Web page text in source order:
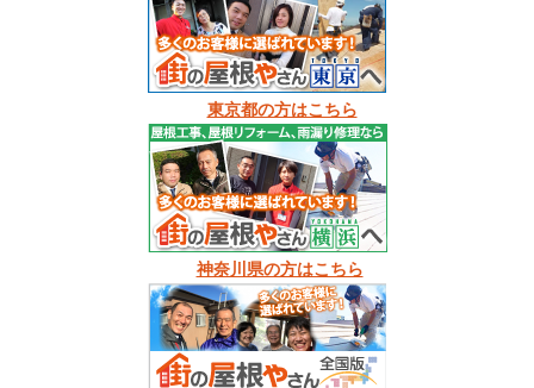
東京都の方はこちら
神奈川県の方はこちら